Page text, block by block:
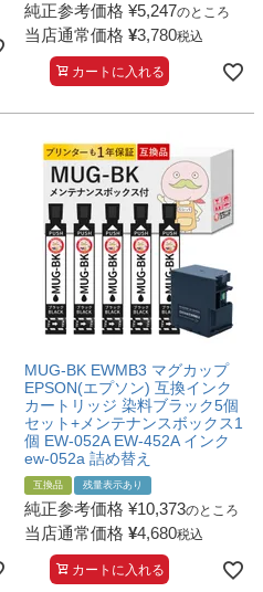
純正参考価格 ¥5,247のところ
当店通常価格 ¥3,780税込
カートに入れる
MUG-BK EWMB3 マグカップ
EPSON(エプソン) 互換インク
カートリッジ 染料ブラック5個
セット+メンテナンスボックス1
個 EW-052A EW-452A インク
ew-052a 詰め替え
互換品 残量表示あり
純正参考価格 ¥10,373のところ
当店通常価格 ¥4,680税込
カートに入れる